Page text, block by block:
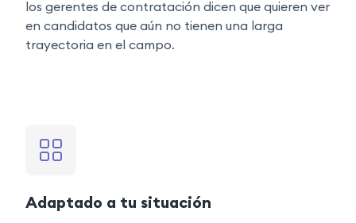
los gerentes de contratación dicen que quieren ver
en candidatos que aún no tienen una larga
trayectoria en el campo.
Adaptado a tu situación